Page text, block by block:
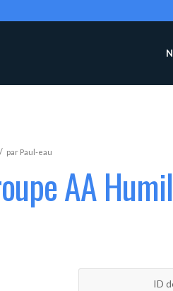
/ par Paul-eau
AA
ID